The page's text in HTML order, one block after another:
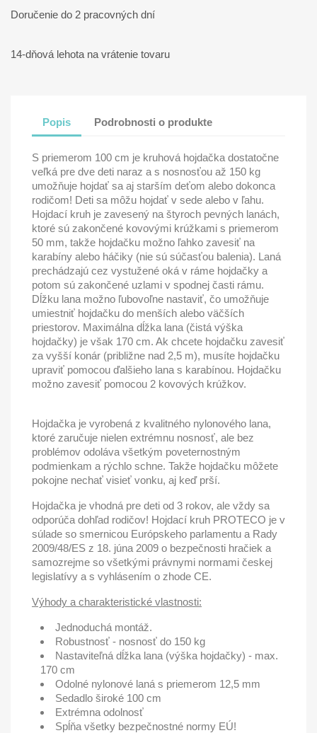
Doručenie do 2 pracovných dní
14-dňová lehota na vrátenie tovaru
Popis Podrobnosti o produkte
S priemerom 100 cm je kruhová hojdačka dostatočne
veľká pre dve deti naraz a s nosnosťou až 150 kg
umožňuje hojdať sa aj starším deťom alebo dokonca
rodičom! Deti sa môžu hojdať v sede alebo v ľahu.
Hojdací kruh je zavesený na štyroch pevných lanách,
ktoré sú zakončené kovovými krúžkami s priemerom
50 mm, takže hojdačku možno ľahko zavesiť na
karabíny alebo háčiky (nie sú súčasťou balenia). Laná
prechádzajú cez vystužené oká v ráme hojdačky a
potom sú zakončené uzlami v spodnej časti rámu.
Dĺžku lana možno ľubovoľne nastaviť, čo umožňuje
umiestniť hojdačku do menších alebo väčších
priestorov. Maximálna dĺžka lana (čistá výška
hojdačky) je však 170 cm. Ak chcete hojdačku zavesiť
za vyšší konár (približne nad 2,5 m), musíte hojdačku
upraviť pomocou ďalšieho lana s karabínou. Hojdačku
možno zavesiť pomocou 2 kovových krúžkov.
Hojdačka je vyrobená z kvalitného nylonového lana,
ktoré zaručuje nielen extrémnu nosnosť, ale bez
problémov odoláva všetkým poveternostným
podmienkam a rýchlo schne. Takže hojdačku môžete
pokojne nechať visieť vonku, aj keď prší.
Hojdačka je vhodná pre deti od 3 rokov, ale vždy sa
odporúča dohľad rodičov! Hojdací kruh PROTECO je v
súlade so smernicou Európskeho parlamentu a Rady
2009/48/ES z 18. júna 2009 o bezpečnosti hračiek a
samozrejme so všetkými právnymi normami českej
legislatívy a s vyhlásením o zhode CE.
Výhody a charakteristické vlastnosti:
Jednoduchá montáž.
Robustnosť - nosnosť do 150 kg
Nastaviteľná dĺžka lana (výška hojdačky) - max.
170 cm
Odolné nylonové laná s priemerom 12,5 mm
Sedadlo široké 100 cm
Extrémna odolnosť
Spĺňa všetky bezpečnostné normy EÚ!